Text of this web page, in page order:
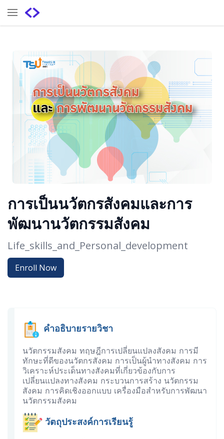
การเป็นนวัตกรสังคมและการ
พัฒนานวัตกรรมสังคม
Life_skills_and_Personal_development
Enroll Now
คำอธิบายรายวิชา
นวัตกรรมสังคม ทฤษฎีการเปลี่ยนแปลงสังคม การมี
ทักษะที่ดีของนวัตกรสังคม การเป็นผู้นำทางสังคม การ
วิเคราะห์ประเด็นทางสังคมที่เกี่ยวข้องกับการ
เปลี่ยนแปลงทางสังคม กระบวนการสร้าง นวัตกรรม
สังคม การคิดเชิงออกแบบ เครื่องมือสำหรับการพัฒนา
นวัตกรรมสังคม
วัตถุประสงค์การเรียนรู้